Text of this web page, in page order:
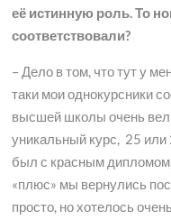
её истинную роль. То
соответствовали?
– Дело в том, что тут у
таки мои однокурсники
высшей школы очень
уникальный курс, 25
был с красным
«плюс» мы вернулись
просто, но хотелось